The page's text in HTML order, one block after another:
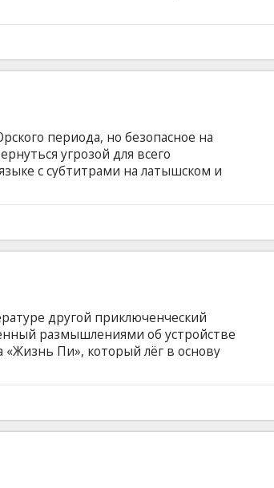
предстоит не только восстановить
Лэнгдона на больничную койку, но
заразить человечество
языке с субтитрами на
периода, но безопасное на
угрозой для всего
с субтитрами на латышском и
в репертуарах кинотеатров.
другой приключенческий
размышлениями об устройстве
Пи», который лёг в основу
спасательной шлюпки,
по просторам Тихого океана. Тот
складывается между зверем и
ни привязанностью.